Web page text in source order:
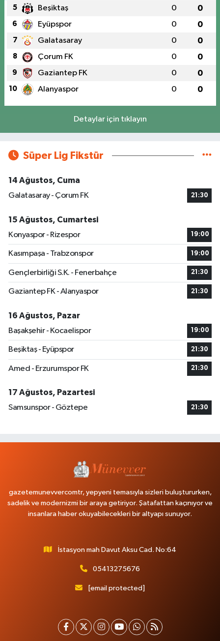
5 Beşiktaş 0 0
6 Eyüpspor 0 0
7 Galatasaray 0 0
8 Çorum FK 0 0
9 Gaziantep FK 0 0
10 Alanyaspor 0 0
Detaylar için tıklayın
Süper Lig Fikstür
14 Ağustos, Cuma
Galatasaray - Çorum FK
21:30
15 Ağustos, Cumartesi
Konyaspor - Rizespor
19:00
Kasımpaşa - Trabzonspor 19:00
Gençlerbirliği S.K. - Fenerbahçe 21:30
Gaziantep FK - Alanyaspor 21:30
16 Ağustos, Pazar
Başakşehir - Kocaelispor
19:00
Beşiktaş - Eyüpspor 21:30
Amed - Erzurumspor FK 21:30
17 Ağustos, Pazartesi
Samsunspor - Göztepe
21:30
gazetemunevvercomtr, yepyeni temasıyla sizleri buluştururken,
sadelik ve modernizmi bir araya getiriyor. Şatafattan kaçınıyor ve
insanlara haber okuyabilecekleri bir altyapı sunuyor.
İstasyon mah Davut Aksu Cad. No:64
05413275676
[email protected]